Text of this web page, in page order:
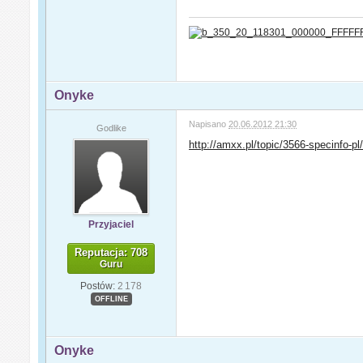
Onyke
Godlike
Przyjaciel
Reputacja: 708
Guru
Postów: 2 178
OFFLINE
Napisano20.06.2012 21:30
http://amxx.pl/topic/3566-specinfo-pl/
Onyke